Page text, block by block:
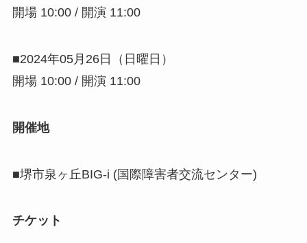
開場 10:00 / 開演 11:00
■2024年05月26日（日曜日）
開場 10:00 / 開演 11:00
開催地
■堺市泉ヶ丘BIG-i (国際障害者交流センター)
チケット